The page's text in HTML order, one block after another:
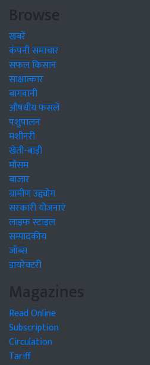
Browse
खबरें
कंपनी समाचार
सफल किसान
साक्षात्कार
बागवानी
औषधीय फसलें
पशुपालन
मशीनरी
खेती-बाड़ी
मौसम
बाजार
ग्रामीण उद्द्योग
सरकारी योजनाएं
लाइफ स्टाइल
सम्पादकीय
जॉब्स
डायरेक्टरी
Magazines
Read Online
Subscription
Circulation
Tariff